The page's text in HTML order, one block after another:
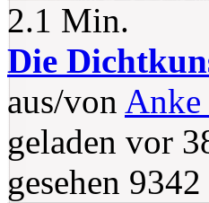
2.1 Min.
Die
aus/von
geladen vor
gesehen